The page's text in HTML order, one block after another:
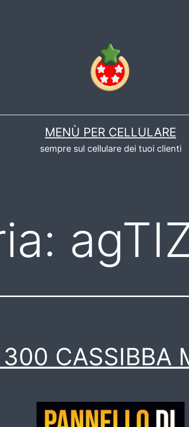
MENÙ PER CELLULARE
sempre sul cellulare dei tuoi clienti
CASSIBBA